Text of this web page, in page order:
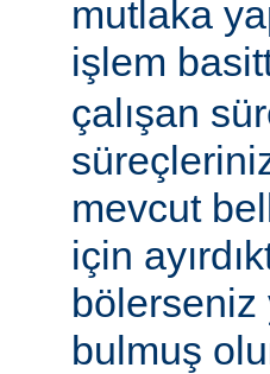
mutlaka
işlem
çalışan
mevcut
için
bölerseniz
bulmuş